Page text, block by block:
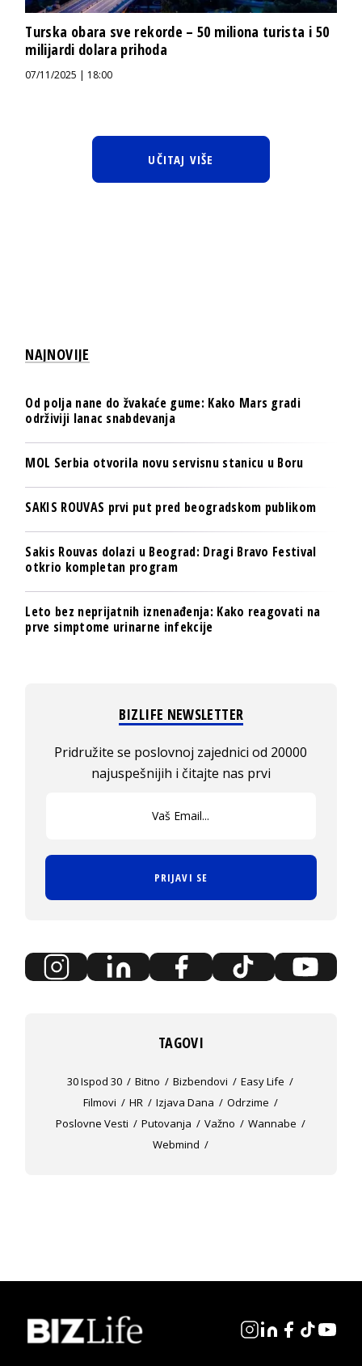
Turska obara sve rekorde – 50 miliona turista i 50
milijardi dolara prihoda
07/11/2025 | 18:00
UČITAJ VIŠE
NAJNOVIJE
Od polja nane do žvakaće gume: Kako Mars gradi
održiviji lanac snabdevanja
MOL Serbia otvorila novu servisnu stanicu u Boru
SAKIS ROUVAS prvi put pred beogradskom publikom
Sakis Rouvas dolazi u Beograd: Dragi Bravo Festival
otkrio kompletan program
Leto bez neprijatnih iznenađenja: Kako reagovati na
prve simptome urinarne infekcije
BIZLIFE NEWSLETTER
Pridružite se poslovnoj zajednici od 20000
najuspešnijih i čitajte nas prvi
PRIJAVI SE
TAGOVI
30 Ispod 30 Bitno Bizbendovi
Easy Life
Filmovi
HR Izjava Dana
Odrzime
Poslovne Vesti
Putovanja Važno
Wannabe
Webmind